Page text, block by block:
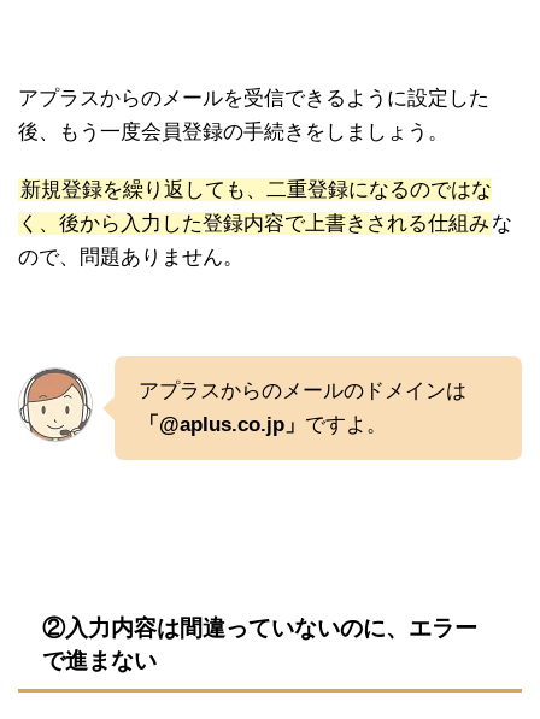
アプラスからのメールを受信できるように設定した
後、もう一度会員登録の手続きをしましょう。
新規登録を繰り返しても、二重登録になるのではな
く、後から入力した登録内容で上書きされる仕組み な
ので、問題ありません。
アプラスからのメールのドメインは
「@aplus.co.jp」 ですよ。
②入力内容は間違っていないのに、エラー
で進まない